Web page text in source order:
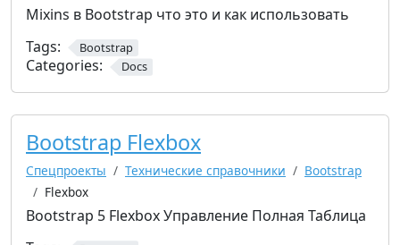
Mixins в Bootstrap что это и как использовать
Tags:
Bootstrap
Categories: Docs
Bootstrap Flexbox
Спецпроекты Технические справочники
Bootstrap
Flexbox
Bootstrap 5 Flexbox Управление Полная Таблица